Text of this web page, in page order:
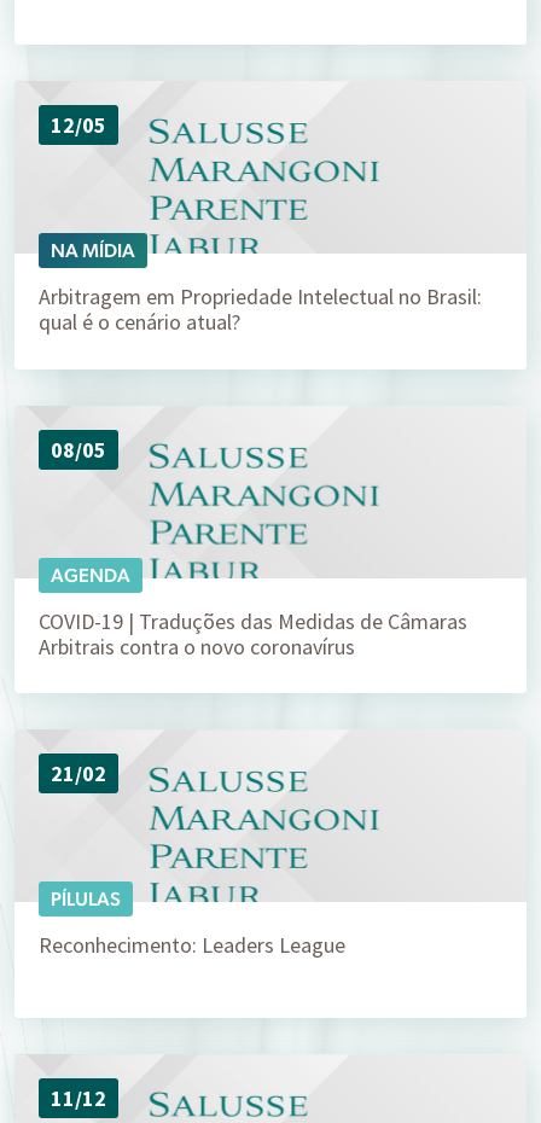
12/05
NA MÍDIA
Arbitragem em Propriedade Intelectual no Brasil:
qual é o cenário atual?
08/05
AGENDA
COVID-19 | Traduções das Medidas de Câmaras
Arbitrais contra o novo coronavírus
21/02
PÍLULAS
Reconhecimento: Leaders League
11/12